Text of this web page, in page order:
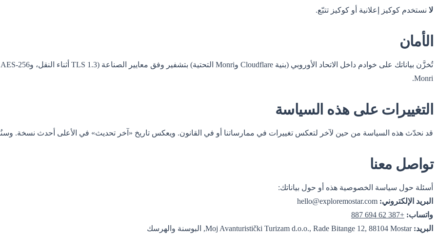
لا نستخدم كوكيز إعلانية أو كوكيز تتبّع.
الأمان
Monri.
التغييرات على هذه السياسة
قد نحدّث هذه السياسة من حين لآخر لتعكس تغييرات في ممارساتنا أو في القانون. ويعكس تاريخ «آخر تحديث» في الأعلى أحدث نسخة. وسنُبلغ
تواصل معنا
أسئلة حول سياسة الخصوصية هذه أو حول بياناتك:
البريد الإلكتروني: hello@exploremostar.com
واتساب: +387 62 694 887
البريد: Moj Avanturistički Turizam d.o.o., Rade Bitange 12, 88104 Mostar, البوسنة والهرسك